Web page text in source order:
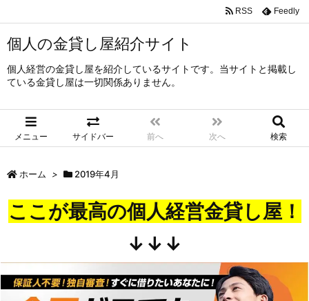
個人の金貸し屋紹介サイト
個人経営の金貸し屋を紹介しているサイトです。当サイトと掲載し
ている金貸し屋は一切関係ありません。
メニュー サイドバー 前へ 次へ 検索
RSS Feedly
ホーム > 2019年4月
ここが最高の個人経営金貸し屋！
↓↓↓